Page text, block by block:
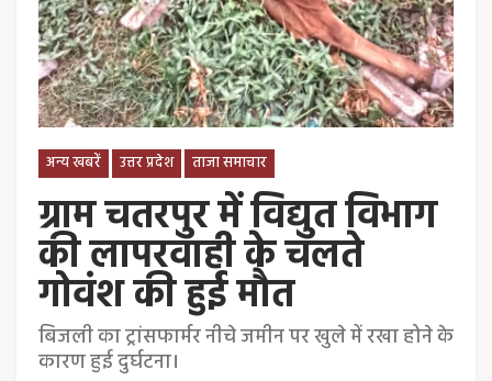
अन्य खबरें उत्तर प्रदेश ताजा समाचार
ग्राम चतरपुर में विद्युत विभाग
की लापरवाही के चलते
गोवंश की हुई मौत
बिजली का ट्रांसफार्मर नीचे जमीन पर खुले में रखा होने के
कारण हुई दुर्घटना।